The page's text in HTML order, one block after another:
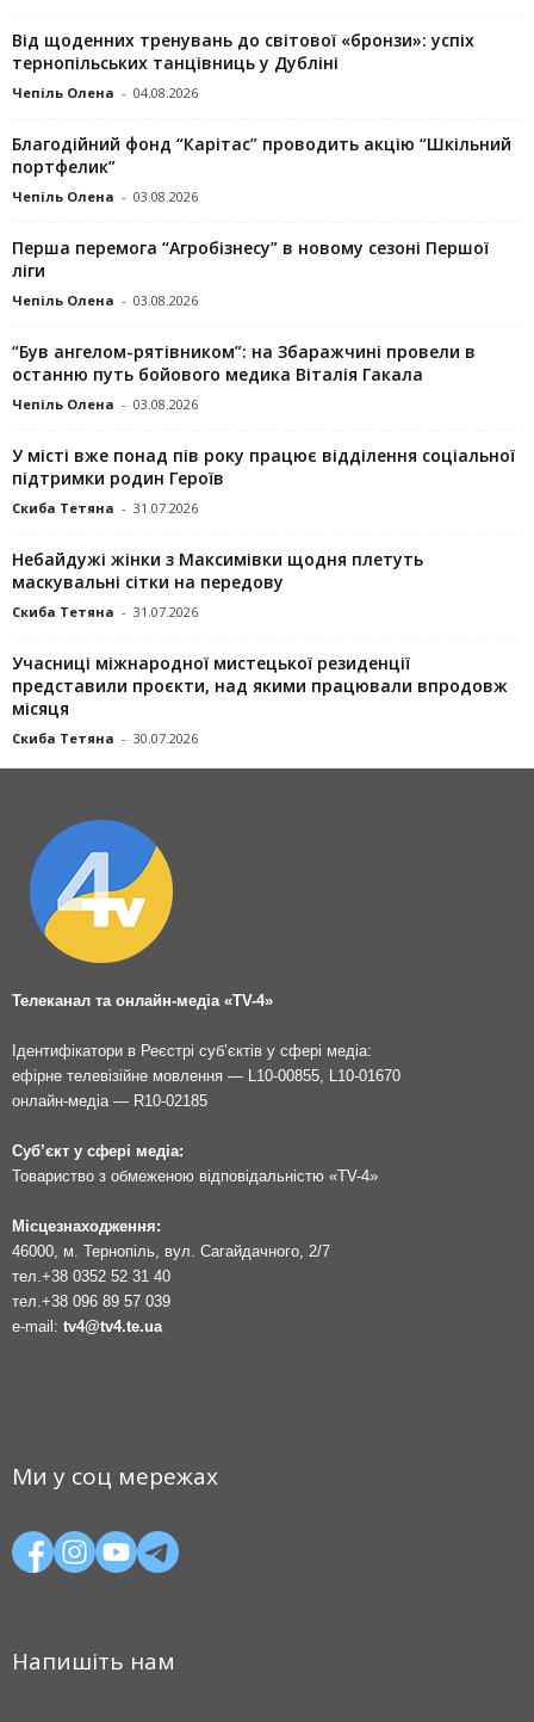
Від щоденних тренувань до світової «бронзи»: успіх
тернопільських танцівниць у Дубліні
Чепіль Олена - 04.08.2026
Благодійний фонд “Карітас” проводить акцію “Шкільний
портфелик”
Чепіль Олена - 03.08.2026
Перша перемога “Агробізнесу” в новому сезоні Першої
ліги
Чепіль Олена - 03.08.2026
“Був ангелом-рятівником”: на Збаражчині провели в
останню путь бойового медика Віталія Гакала
Чепіль Олена - 03.08.2026
У місті вже понад пів року працює відділення соціальної
підтримки родин Героїв
Скиба Тетяна - 31.07.2026
Небайдужі жінки з Максимівки щодня плетуть
маскувальні сітки на передову
Скиба Тетяна - 31.07.2026
Учасниці міжнародної мистецької резиденції
представили проєкти, над якими працювали впродовж
місяця
Скиба Тетяна - 30.07.2026
Телеканал та онлайн-медіа «TV-4»
Ідентифікатори в Реєстрі суб’єктів у сфері медіа:
ефірне телевізійне мовлення — L10-00855, L10-01670
онлайн-медіа — R10-02185
Суб’єкт у сфері медіа:
Товариство з обмеженою відповідальністю «TV-4»
Місцезнаходження:
46000, м. Тернопіль, вул. Сагайдачного, 2/7
тел. +38 0352 52 31 40
тел. +38 096 89 57 039
e-mail: tv4@tv4.te.ua
Ми у соц мережах
Напишіть нам